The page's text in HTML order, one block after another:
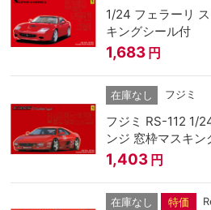
1/24 フェラーリ
キングシール付
1,683 円
在庫なし フジミ
フジミ RS-112 1/
ンジ 窓枠マスキン
1,403 円
在庫なし 特価